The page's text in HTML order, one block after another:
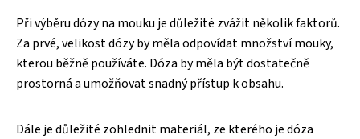
Při výběru dózy na mouku je důležité zvážit několik faktorů.
Za prvé, velikost dózy by měla odpovídat množství mouky,
kterou běžně používáte. Dóza by měla být dostatečně
prostorná a umožňovat snadný přístup k obsahu.
Dále je důležité zohlednit materiál, ze kterého je dóza